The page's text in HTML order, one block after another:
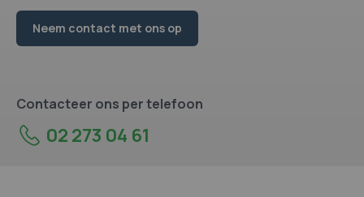
Neem contact met ons op
Contacteer ons per telefoon
02 273 04 61